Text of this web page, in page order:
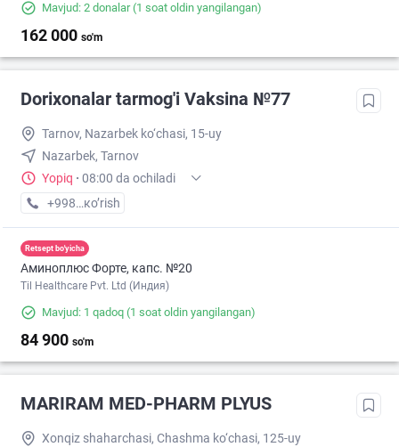
Mavjud: 2 donalar(1 soat oldin yangilangan)
162 000 so'm
Dorixonalar tarmog'i Vaksina №77
Tarnov, Nazarbek ko‘chasi, 15-uy
Nazarbek, Tarnov
Yopiq · 08:00 da ochiladi
+998 (77) XXX-XX-XX
кo’rish
Retsept bo'yicha
Аминоплюс Форте, капс. №20
Til Healthcare Pvt. Ltd (Индия)
Mavjud: 1 qadoq (1 soat oldin yangilangan)
84 900 so'm
MARIRAM MED-PHARM PLYUS
Xonqiz shaharchasi, Chashma ko‘chasi, 125-uy